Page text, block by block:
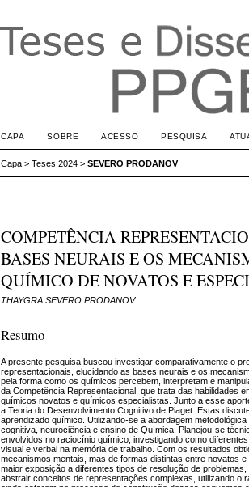
CAPA SOBRE ACESSO PESQUISA
Capa >Teses 2024 >SEVERO PRODANOV
COMPETÊNCIA
BASES NEURAIS E OS
QUÍMICO DE NOVATOS E
THAYGRA SEVERO PRODANOV
Resumo
A presente pesquisa buscou investigar comparativamente o
representacionais, elucidando as bases neurais e os
pela forma como os químicos percebem, interpretam e
da Competência Representacional, que trata das habilidades
químicos novatos e químicos especialistas. Junto a esse
a Teoria do Desenvolvimento Cognitivo de Piaget. Estas
aprendizado químico. Utilizando-se a abordagem
cognitiva, neurociência e ensino de Química. Planejou-se
envolvidos no raciocínio químico, investigando como
visual e verbal na memória de trabalho. Com os resultados
mecanismos mentais, mas de formas distintas entre novatos
maior exposição a diferentes tipos de resolução de
abstrair conceitos de representações complexas, utilizando o